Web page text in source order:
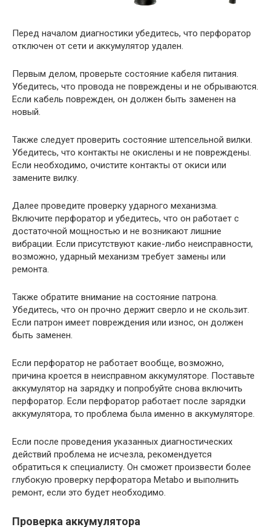
Перед началом диагностики убедитесь, что перфоратор
отключен от сети и аккумулятор удален.
Первым делом, проверьте состояние кабеля питания.
Убедитесь, что провода не повреждены и не обрываются.
Если кабель поврежден, он должен быть заменен на
новый.
Также следует проверить состояние штепсельной вилки.
Убедитесь, что контакты не окислены и не повреждены.
Если необходимо, очистите контакты от окиси или
замените вилку.
Далее проведите проверку ударного механизма.
Включите перфоратор и убедитесь, что он работает с
достаточной мощностью и не возникают лишние
вибрации. Если присутствуют какие-либо неисправности,
возможно, ударный механизм требует замены или
ремонта.
Также обратите внимание на состояние патрона.
Убедитесь, что он прочно держит сверло и не скользит.
Если патрон имеет повреждения или износ, он должен
быть заменен.
Если перфоратор не работает вообще, возможно,
причина кроется в неисправном аккумуляторе. Поставьте
аккумулятор на зарядку и попробуйте снова включить
перфоратор. Если перфоратор работает после зарядки
аккумулятора, то проблема была именно в аккумуляторе.
Если после проведения указанных диагностических
действий проблема не исчезла, рекомендуется
обратиться к специалисту. Он сможет произвести более
глубокую проверку перфоратора Metabo и выполнить
ремонт, если это будет необходимо.
Проверка аккумулятора